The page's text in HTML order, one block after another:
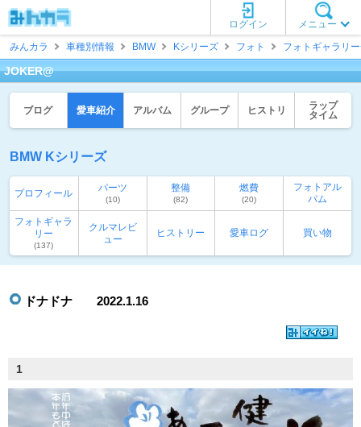
メニュー
ログイン
みんカラ
車種別情報 BMW Kシリーズ フォト フォトギャラリ
JOKER@
ブログ 愛車紹介 アルバム グループ ヒストリ
ラップ
タイム
BMW Kシリーズ
プロフィール パーツ
(10)
整備
(82)
燃費
(20)
フォトアル
バム
フォトギャラ
リー
(137)
クルマレビ
ュー
ヒストリー 愛車ログ 買い物
ドナドナ 2022.1.16
1